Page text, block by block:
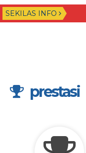
SEKILAS INFO
prestasi